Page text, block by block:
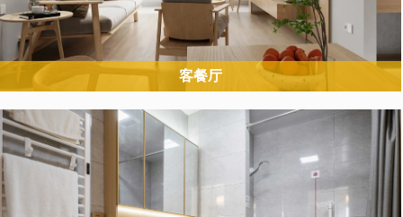
客餐厅
阻碍、应急求助便捷的需求。